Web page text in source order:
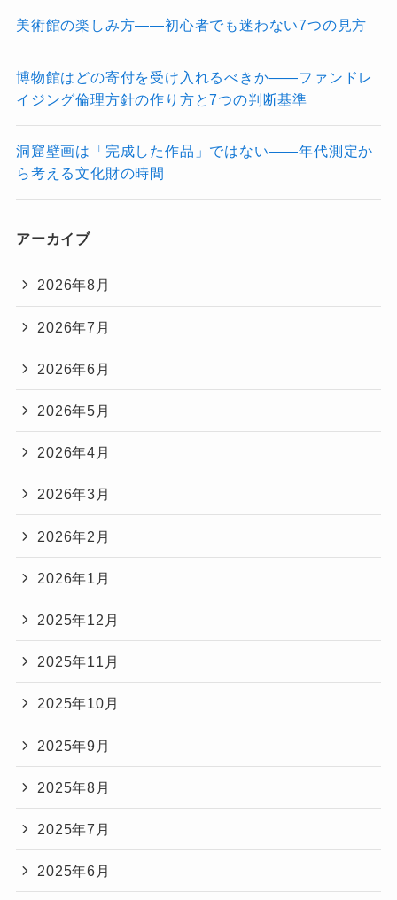
美術館の楽しみ方――初心者でも迷わない7つの見方
博物館はどの寄付を受け入れるべきか――ファンドレ
イジング倫理方針の作り方と7つの判断基準
洞窟壁画は「完成した作品」ではない――年代測定か
ら考える文化財の時間
アーカイブ
2026年8月
2026年7月
2026年6月
2026年5月
2026年4月
2026年3月
2026年2月
2026年1月
2025年12月
2025年11月
2025年10月
2025年9月
2025年8月
2025年7月
2025年6月